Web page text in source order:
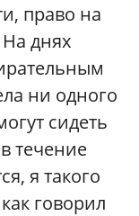
право на
днях
ни одного
сидеть
течение
я такого
говорил